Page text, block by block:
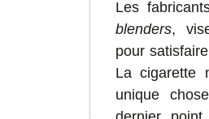
Les
blenders,
pour
La cigarette
unique